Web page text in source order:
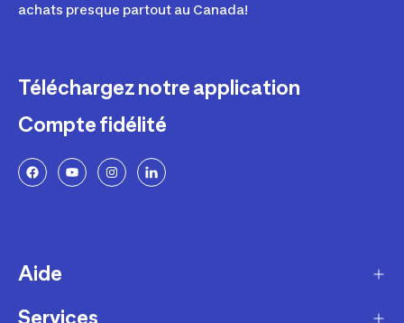
achats presque partout au Canada!
Téléchargez notre application
Compte fidélité
Aide
Livraison
Services